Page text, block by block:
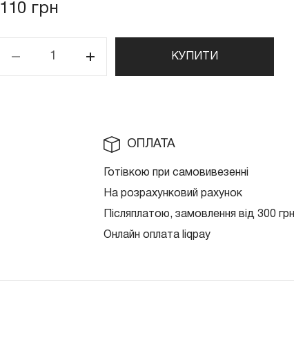
110 грн
КУПИТИ
ОПЛАТА
Готівкою при самовивезенні
На розрахунковий рахунок
Післяплатою, замовлення від 300 грн
Онлайн оплата liqpay